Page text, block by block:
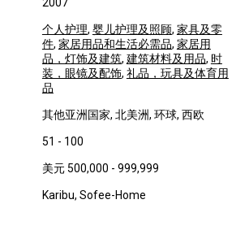
2007
个人护理, 婴儿护理及照顾, 家具及零
件, 家居用品和生活必需品, 家居用
品，灯饰及建筑, 建筑材料及用品, 时
装，眼镜及配饰, 礼品，玩具及体育用
品
其他亚洲国家, 北美洲, 环球, 西欧
51 - 100
美元 500,000 - 999,999
Karibu, Sofee-Home